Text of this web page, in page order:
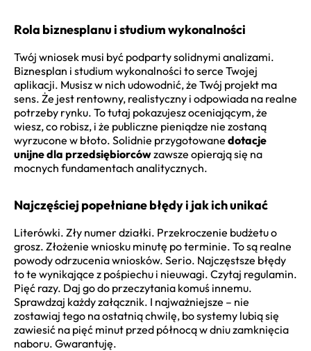
Rola biznesplanu i studium wykonalności
Twój wniosek musi być podparty solidnymi analizami.
Biznesplan i studium wykonalności to serce Twojej
aplikacji. Musisz w nich udowodnić, że Twój projekt ma
sens. Że jest rentowny, realistyczny i odpowiada na realne
potrzeby rynku. To tutaj pokazujesz oceniającym, że
wiesz, co robisz, i że publiczne pieniądze nie zostaną
wyrzucone w błoto. Solidnie przygotowane dotacje
unijne dla przedsiębiorcówzawsze opierają się na
mocnych fundamentach analitycznych.
Najczęściej popełniane błędy i jak ich unikać
Literówki. Zły numer działki. Przekroczenie budżetu o
grosz. Złożenie wniosku minutę po terminie. To są realne
powody odrzucenia wniosków. Serio. Najczęstsze błędy
to te wynikające z pośpiechu i nieuwagi. Czytaj regulamin.
Pięć razy. Daj go do przeczytania komuś innemu.
Sprawdzaj każdy załącznik. I najważniejsze – nie
zostawiaj tego na ostatnią chwilę, bo systemy lubią się
zawiesić na pięć minut przed północą w dniu zamknięcia
naboru. Gwarantuję.